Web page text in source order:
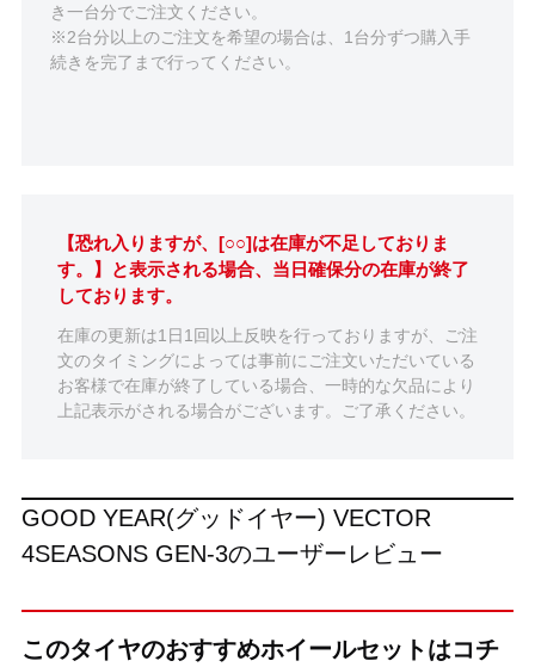
き一台分でご注文ください。
※2台分以上のご注文を希望の場合は、1台分ずつ購入手
続きを完了まで行ってください。
【恐れ入りますが、[○○]は在庫が不足しておりま
す。】と表示される場合、当日確保分の在庫が終了
しております。
在庫の更新は1日1回以上反映を行っておりますが、ご注
文のタイミングによっては事前にご注文いただいている
お客様で在庫が終了している場合、一時的な欠品により
上記表示がされる場合がございます。ご了承ください。
GOOD YEAR(グッドイヤー) VECTOR
4SEASONS GEN-3のユーザーレビュー
このタイヤのおすすめホイールセットはコチ